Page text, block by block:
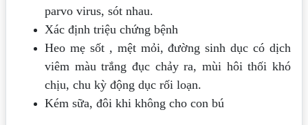
parvo virus, sót nhau.
Xác định triệu chứng bệnh
Heo mẹ sốt , mệt mỏi, đường sinh dục có dịch
viêm màu trắng đục chảy ra, mùi hôi thối khó
chịu, chu kỳ động dục rối loạn.
Kém sữa, đôi khi không cho con bú